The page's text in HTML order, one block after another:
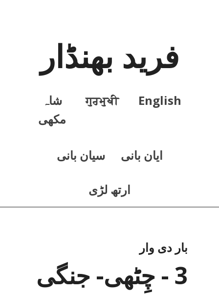
فرید بھنڈار
English
ਗੁਰਮੁਖੀ
شاہ
مکھی
ايان بانی سيان بانی
ارتھ لڑی
بار دی وار
3 - چِٹھی- جنگی